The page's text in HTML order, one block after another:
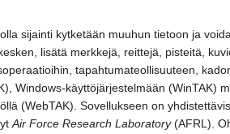
sijainti kytketään muuhun tietoon ja
lisätä merkkejä, reittejä, pisteitä,
tapahtumateollisuuteen,
Windows-käyttöjärjestelmään
(WebTAK). Sovellukseen on
Air Force Research Laboratory(AFRL).